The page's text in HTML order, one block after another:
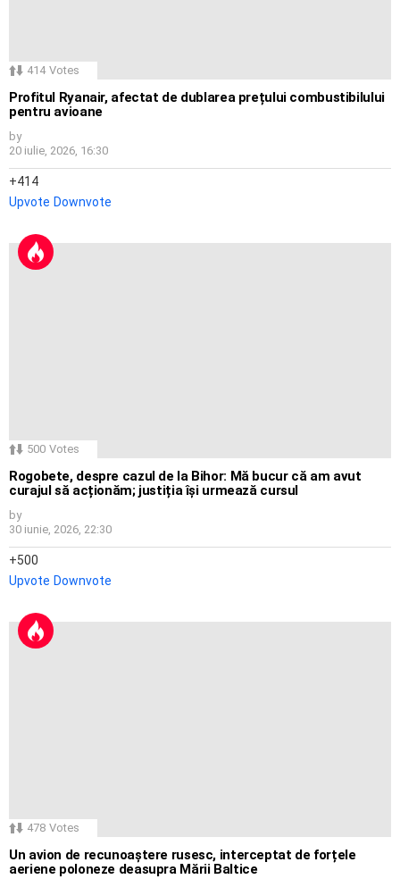
414 Votes
Profitul Ryanair, afectat de dublarea prețului combustibilului
pentru avioane
by
20 iulie, 2026, 16:30
414
Upvote Downvote
500 Votes
Rogobete, despre cazul de la Bihor: Mă bucur că am avut
curajul să acționăm; justiția își urmează cursul
by
30 iunie, 2026, 22:30
500
Upvote Downvote
478 Votes
Un avion de recunoaștere rusesc, interceptat de forțele
aeriene poloneze deasupra Mării Baltice